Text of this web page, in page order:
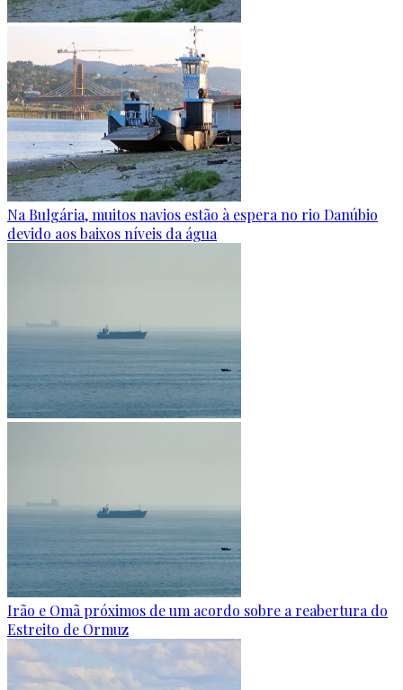
Na Bulgária, muitos navios estão à espera no rio Danúbio
devido aos baixos níveis da água
Irão e Omã próximos de um acordo sobre a reabertura do
Estreito de Ormuz